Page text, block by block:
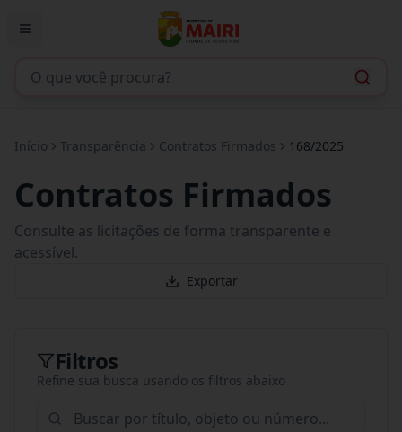
Início Transparência Contratos Firmados 168/2025
Contratos Firmados
Consulte as licitações de forma transparente e
acessível.
Exportar
Filtros
Refine sua busca usando os filtros abaixo